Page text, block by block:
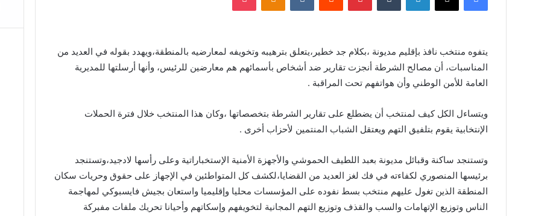
يتفوه منتخب نافذ بإقليم مديونة ،بكلام جد خطير،يتعلق بترهيبه وتخويفه لمعارضيه بالمنطقة،ويهدد بقوله في العديد من
المناسبات، أن مصالح الشرطة أنجزت تقارير ضد أشخاص بأسمائهم هم معارضين للرئيس، وأنها أرسلتها للمديرية
العامة للأمن الوطني وأن هواتفهم تحت المراقبة .
ويتساءل الكل كيف لمنتخب أن يضطلع على تقارير الشرطة بتخصصاتها ،وكان هذا المنتخب خلال فترة الحملات
الإنتخابية يقوم بتلفيق التهم ويعتقل الشباب المنتمين لأحزاب أخرى .
وتستنجد ساكنة وقبائل مديونة بعبد اللطيف الحموشي والأجهزة الأمنية الإستخباراتية وعلى رأسها لادجيد،وتستنجد
برئيسها المنصوري لكفاءته في فك لغز العديد من القضايا،لكشف كل المتواطئين في الإجهاز على حقوق وحريات سكان
المنطقة الذين تغول عليهم منتخب بسط نفوده على المؤسسات محليا وإقليميا واستعان بجيش فايسبوكي لمهاجمة
الناس وتوزيع الإتهامات والسب والقذف وتوزيع التهم المجانية لتخويفهم وإسكاتهم وأحيانا تحريك ملفات مفبركة